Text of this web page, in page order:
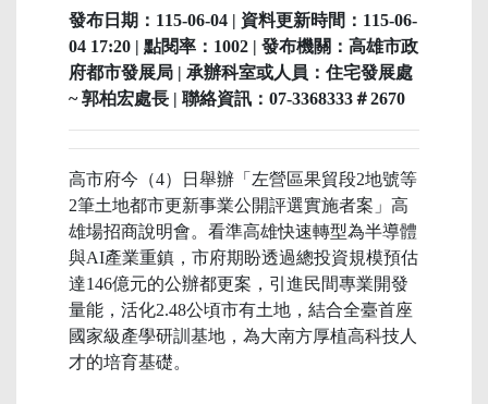
發布日期：115-06-04 | 資料更新時間：115-06-
04 17:20 | 點閱率：1002 | 發布機關：高雄市政
府都市發展局 | 承辦科室或人員：住宅發展處
~ 郭柏宏處長 | 聯絡資訊：07-3368333＃2670
高市府今（4）日舉辦「左營區果貿段2地號等
2筆土地都市更新事業公開評選實施者案」高
雄場招商說明會。看準高雄快速轉型為半導體
與AI產業重鎮，市府期盼透過總投資規模預估
達146億元的公辦都更案，引進民間專業開發
量能，活化2.48公頃市有土地，結合全臺首座
國家級產學研訓基地，為大南方厚植高科技人
才的培育基礎。